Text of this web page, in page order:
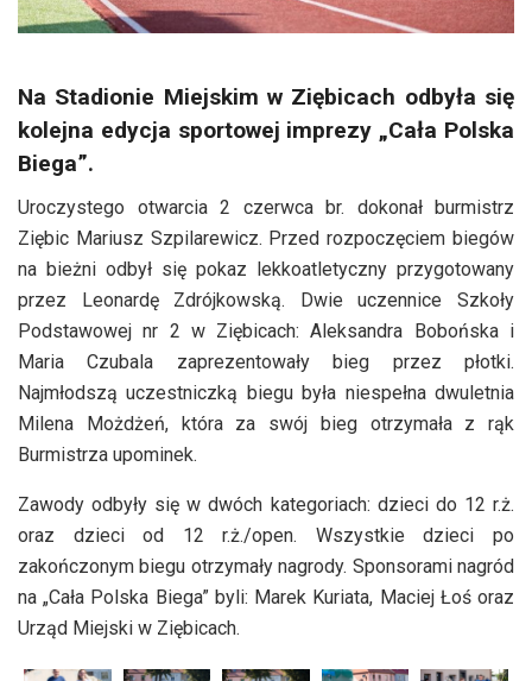
Na Stadionie Miejskim w Ziębicach odbyła się
kolejna edycja sportowej imprezy „Cała Polska
Biega”.
Uroczystego otwarcia 2 czerwca br. dokonał burmistrz
Ziębic Mariusz Szpilarewicz. Przed rozpoczęciem biegów
na bieżni odbył się pokaz lekkoatletyczny przygotowany
przez Leonardę Zdrójkowską. Dwie uczennice Szkoły
Podstawowej nr 2 w Ziębicach: Aleksandra Bobońska i
Maria Czubala zaprezentowały bieg przez płotki.
Najmłodszą uczestniczką biegu była niespełna dwuletnia
Milena Możdżeń, która za swój bieg otrzymała z rąk
Burmistrza upominek.
Zawody odbyły się w dwóch kategoriach: dzieci do 12 r.ż.
oraz dzieci od 12 r.ż./open. Wszystkie dzieci po
zakończonym biegu otrzymały nagrody. Sponsorami nagród
na „Cała Polska Biega” byli: Marek Kuriata, Maciej Łoś oraz
Urząd Miejski w Ziębicach.